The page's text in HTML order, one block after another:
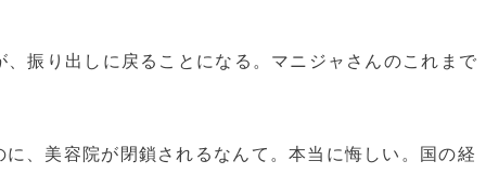
振り出しに戻ることになる。マニジャさんのこれまで
、美容院が閉鎖されるなんて。本当に悔しい。国の経